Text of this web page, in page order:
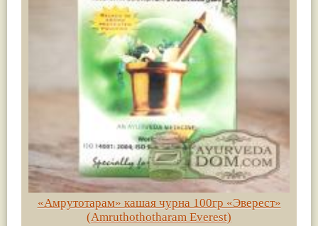
«Амрутотарам» кашая чурна 100гр «Эверест»
(Amruthothotharam Everest)